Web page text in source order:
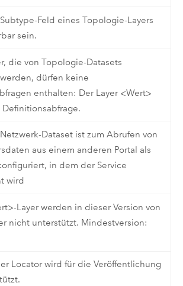
Feld eines Topologie-Layers
sein.
die von Topologie-Datasets
dürfen keine
enthalten: Der Layer <Wert>
Dataset ist zum Abrufen von
aus einem anderen Portal als
in dem der Service
wird
Layer werden in dieser Version von
nicht unterstützt. Mindestversion:
Locator wird für die Veröffentlichung